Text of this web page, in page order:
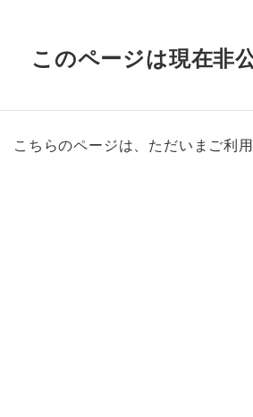
このページは現在非
こちらのページは、ただいまご利